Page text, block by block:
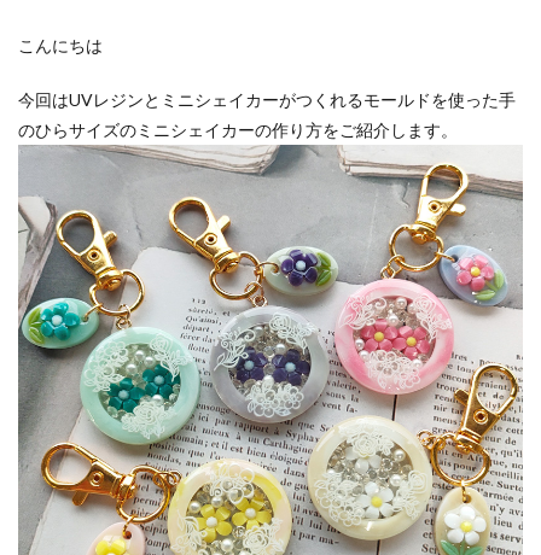
こんにちは
今回はUVレジンとミニシェイカーがつくれるモールドを使った手
のひらサイズのミニシェイカーの作り方をご紹介します。